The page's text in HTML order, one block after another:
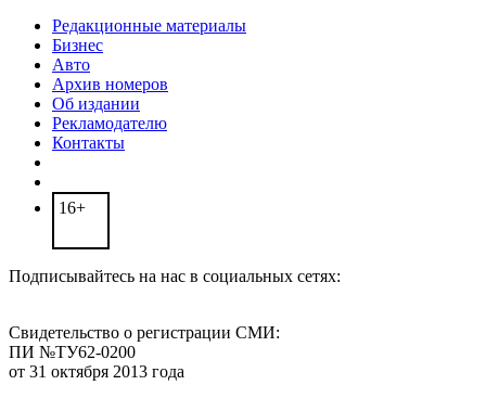
Редакционные материалы
Бизнес
Авто
Архив номеров
Об издании
Рекламодателю
Контакты
16+
Подписывайтесь на нас в социальных сетях:
Свидетельство о регистрации СМИ:
ПИ №ТУ62-0200
от 31 октября 2013 года